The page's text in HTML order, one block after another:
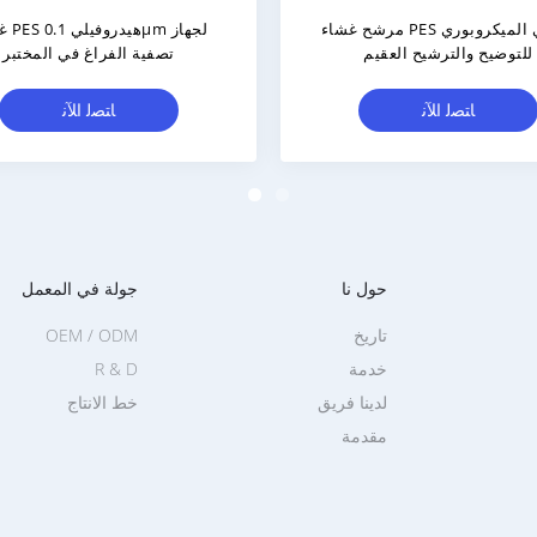
الفلتر الكهربائي الكهربائي
الكهربائي الكهربائي
ﺎﺘﺼﻟ ﺍﻶﻧ
0.22μm PES المرشح الغشاء الطبية
البولي إيثير سلفون عرض
ﺎﺘﺼﻟ ﺍﻶﻧ
حول نا
مقدمة
تاريخ
خدمة
لدينا فريق
جولة في المعمل
خط الانتاج
OEM / ODM
R & D